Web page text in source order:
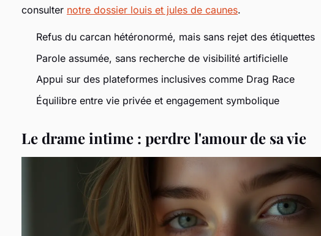
consulter notre dossier louis et jules de caunes.
Refus du carcan hétéronormé, mais sans rejet des étiquettes
Parole assumée, sans recherche de visibilité artificielle
Appui sur des plateformes inclusives comme Drag Race
Équilibre entre vie privée et engagement symbolique
Le drame intime : perdre l'amour de sa vie